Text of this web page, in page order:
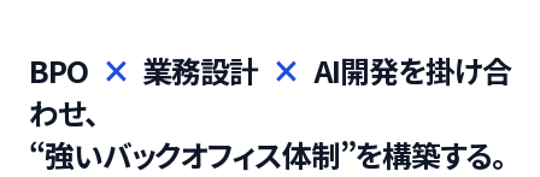
BPO × 業務設計 × AI開発を掛け合
わせ、
“強いバックオフィス体制”を構築する。